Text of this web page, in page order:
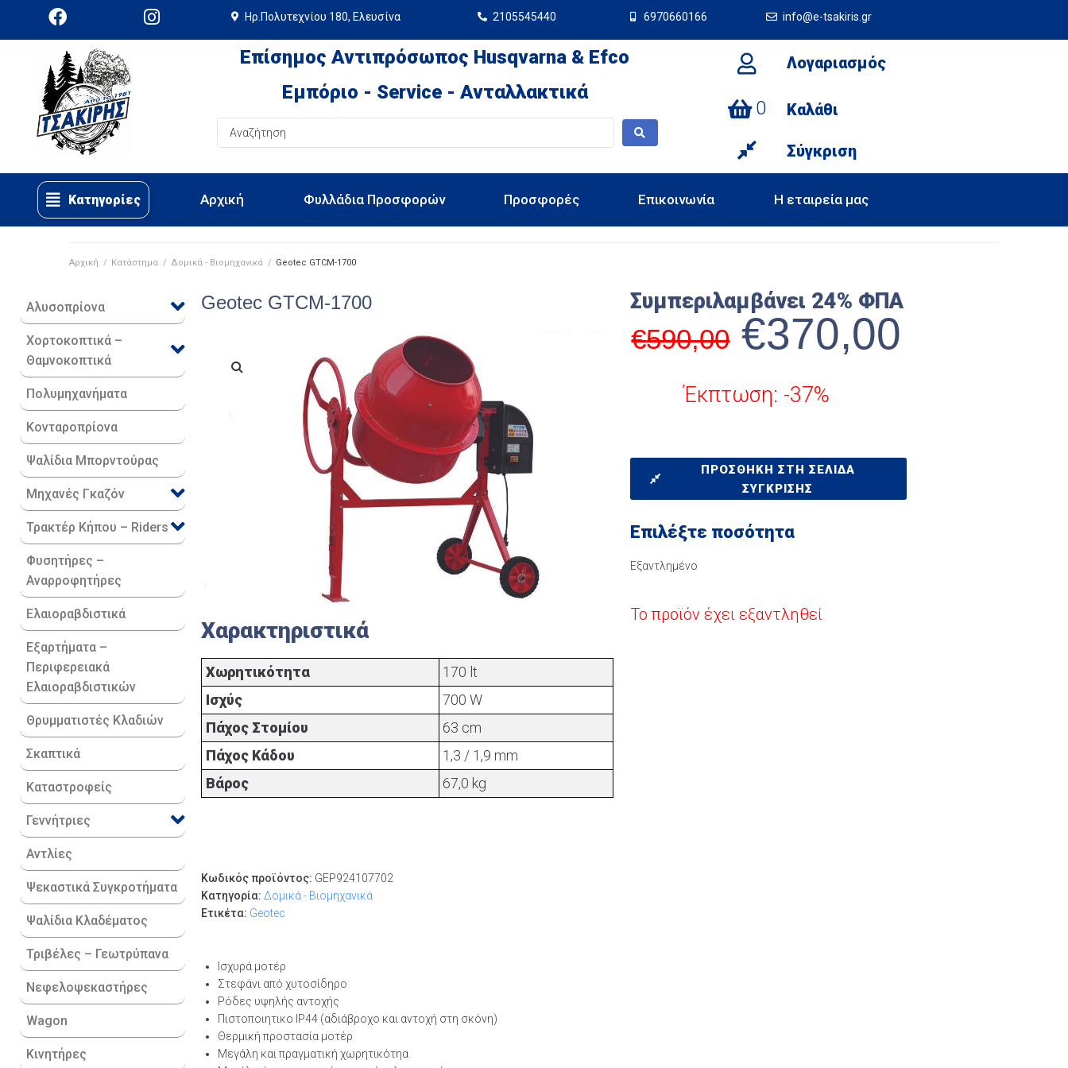
Ηρ.Πολυτεχνίου 180, Ελευσίνα 2105545440 6970660166 info@e-tsakiris.gr
Επίσημος Αντιπρόσωπος Husqvarna & Efco
Εμπόριο - Service - Ανταλλακτικά
0
Λογαριασμός
Καλάθι
Σύγκριση
Κατηγορίες Αρχική Φυλλάδια Προσφορών Προσφορές Επικοινωνία Η εταιρεία μας
Αρχική / Κατάστημα / Δομικά - Βιομηχανικά / Geotec GTCM-1700
Αλυσοπρίονα
Χορτοκοπτικά –
Θαμνοκοπτικά
Πολυμηχανήματα
Κονταροπρίονα
Ψαλίδια Μπορντούρας
Μηχανές Γκαζόν
Τρακτέρ Κήπου – Riders
Φυσητήρες –
Αναρροφητήρες
Ελαιοραβδιστικά
Εξαρτήματα –
Περιφερειακά
Ελαιοραβδιστικών
Θρυμματιστές Κλαδιών
Σκαπτικά
Καταστροφείς
Γεννήτριες
Αντλίες
Ψεκαστικά Συγκροτήματα
Ψαλίδια Κλαδέματος
Τριβέλες – Γεωτρύπανα
Νεφελοψεκαστήρες
Wagon
Κινητήρες
Geotec GTCM-1700
Χαρακτηριστικά
Χωρητικότητα
170 lt
Ισχύς
700 W
Πάχος Στομίου
63 cm
Πάχος Κάδου
1,3 / 1,9 mm
Βάρος
67,0 kg
Κωδικός προϊόντος: GEP924107702
Κατηγορία:Δομικά - Βιομηχανικά
Ετικέτα: Geotec
Ισχυρά μοτέρ
Στεφάνι από χυτοσίδηρο
Ρόδες υψηλής αντοχής
Πιστοποιητικο IP44 (αδιάβροχο και αντοχή στη σκόνη)
Θερμική προστασία μοτέρ
Μεγάλη και πραγματική χωρητικότηα
Συμπεριλαμβάνει 24% ΦΠΑ
€590,00 €370,00
Έκπτωση: -37%
ΠΡΟΣΘΉΚΗ ΣΤΗ ΣΕΛΊΔΑ
ΣΎΓΚΡΙΣΗΣ
Επιλέξτε ποσότητα
Εξαντλημένο
Το προϊόν έχει εξαντληθεί